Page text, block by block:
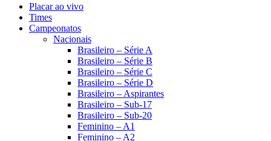
Placar ao vivo
Times
Campeonatos
Nacionais
Brasileiro – Série A
Brasileiro – Série B
Brasileiro – Série C
Brasileiro – Série D
Brasileiro – Aspirantes
Brasileiro – Sub-17
Brasileiro – Sub-20
Feminino – A1
Feminino – A2